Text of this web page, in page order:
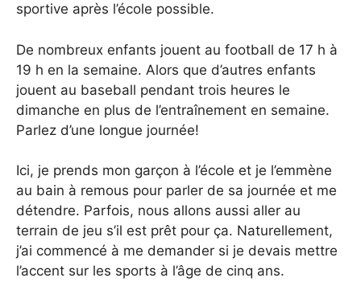
sportive après l’école possible.
De nombreux enfants jouent au football de 17 h à
19 h en la semaine. Alors que d’autres enfants
jouent au baseball pendant trois heures le
dimanche en plus de l’entraînement en semaine.
Parlez d’une longue journée!
Ici, je prends mon garçon à l’école et je l’emmène
au bain à remous pour parler de sa journée et me
détendre. Parfois, nous allons aussi aller au
terrain de jeu s’il est prêt pour ça. Naturellement,
j’ai commencé à me demander si je devais mettre
l’accent sur les sports à l’âge de cinq ans.